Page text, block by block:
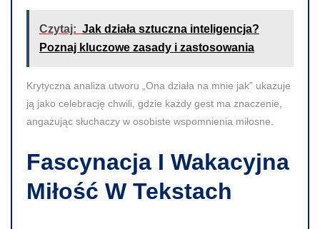
Czytaj: Jak działa sztuczna inteligencja?
Poznaj kluczowe zasady i zastosowania
Krytyczna analiza utworu „Ona działa na mnie jak” ukazuje
ją jako celebrację chwili, gdzie każdy gest ma znaczenie,
angażując słuchaczy w osobiste wspomnienia miłosne.
Fascynacja I Wakacyjna
Miłość W Tekstach